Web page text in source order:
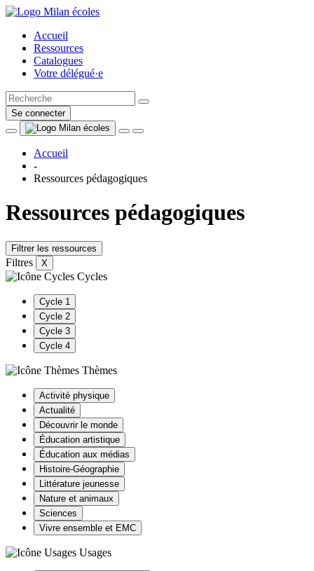
Accueil
Ressources
Catalogues
Votre délégué·e
Se connecter
Accueil
-
Ressources pédagogiques
Ressources pédagogiques
Filtrer les ressources
Filtres X
Cycles
Cycle 1
Cycle 2
Cycle 3
Cycle 4
Thèmes
Activité physique
Actualité
Découvrir le monde
Éducation artistique
Éducation aux médias
Histoire-Géographie
Littérature jeunesse
Nature et animaux
Sciences
Vivre ensemble et EMC
Usages